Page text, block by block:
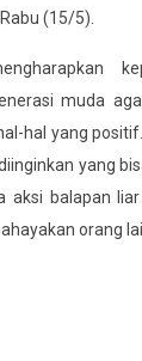
(15/5).
muda
hal yang
yang
aksi balapan
orang